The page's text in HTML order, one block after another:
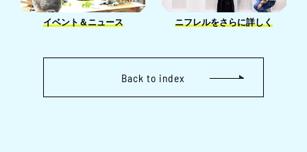
イベント＆ニュース ニフレルをさらに詳しく
Back to index